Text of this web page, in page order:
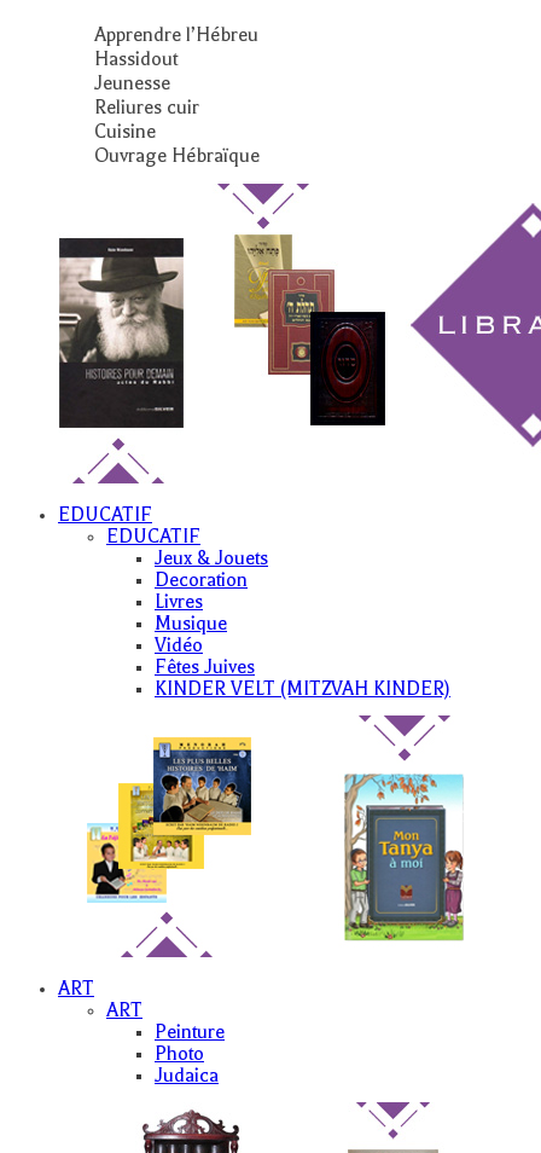
Apprendre l’Hébreu
Hassidout
Jeunesse
Reliures cuir
Cuisine
Ouvrage Hébraïque
EDUCATIF
EDUCATIF
Jeux & Jouets
Decoration
Livres
Musique
Vidéo
Fêtes Juives
KINDER VELT (MITZVAH KINDER)
ART
ART
Peinture
Photo
Judaica